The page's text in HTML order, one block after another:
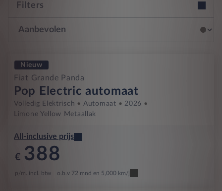
Filters
Nieuw
Fiat Grande Panda
Pop Electric automaat
Volledig Elektrisch Automaat
2026
Limone Yellow Metaallak
All-inclusive prijs
€ 388
p/m. incl. btw o.b.v 72 mnd en 5,000 km/j